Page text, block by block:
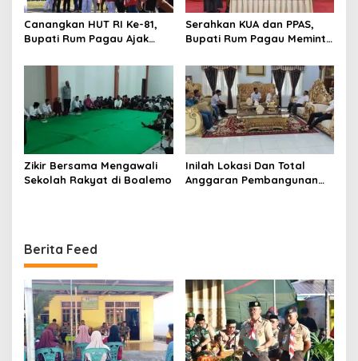
Canangkan HUT RI Ke-81,
Bupati Rum Pagau Ajak
Serahkan KUA dan PPAS,
Bupati Rum Pagau Meminta
Zikir Bersama Mengawali
Sekolah Rakyat di Boalemo
Inilah Lokasi Dan Total
Anggaran Pembangunan
Berita Feed